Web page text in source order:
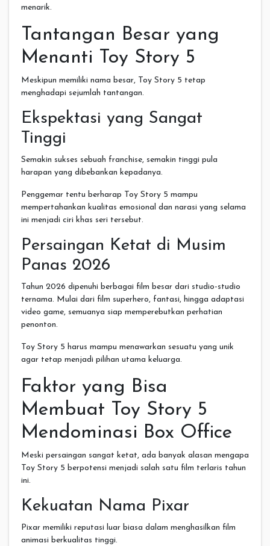
menarik.
Tantangan Besar yang
Menanti Toy Story 5
Meskipun memiliki nama besar, Toy Story 5 tetap
menghadapi sejumlah tantangan.
Ekspektasi yang Sangat
Tinggi
Semakin sukses sebuah franchise, semakin tinggi pula
harapan yang dibebankan kepadanya.
Penggemar tentu berharap Toy Story 5 mampu
mempertahankan kualitas emosional dan narasi yang selama
ini menjadi ciri khas seri tersebut.
Persaingan Ketat di Musim
Panas 2026
Tahun 2026 dipenuhi berbagai film besar dari studio-studio
ternama. Mulai dari film superhero, fantasi, hingga adaptasi
video game, semuanya siap memperebutkan perhatian
penonton.
Toy Story 5 harus mampu menawarkan sesuatu yang unik
agar tetap menjadi pilihan utama keluarga.
Faktor yang Bisa
Membuat Toy Story 5
Mendominasi Box Office
Meski persaingan sangat ketat, ada banyak alasan mengapa
Toy Story 5 berpotensi menjadi salah satu film terlaris tahun
ini.
Kekuatan Nama Pixar
Pixar memiliki reputasi luar biasa dalam menghasilkan film
animasi berkualitas tinggi.